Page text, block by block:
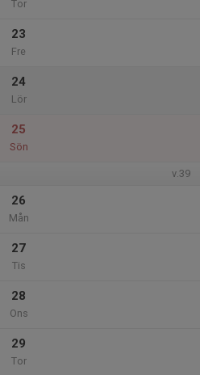
Tor
23
Fre
24
Lör
25
Sön
v.39
26
Mån
27
Tis
28
Ons
29
Tor